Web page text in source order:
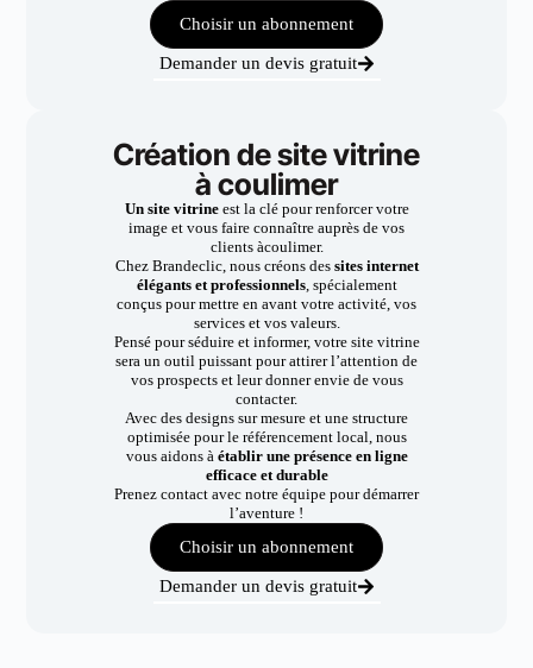
Choisir un abonnement
Demander un devis gratuit
Création de site vitrine
à coulimer
Un site vitrineest la clé pour renforcer votre
image et vous faire connaître auprès de vos
clients àcoulimer.
Chez Brandeclic, nous créons dessites internet
élégants et professionnels, spécialement
conçus pour mettre en avant votre activité, vos
services et vos valeurs.
Pensé pour séduire et informer, votre site vitrine
sera un outil puissant pour attirer l’attention de
vos prospects et leur donner envie de vous
contacter.
Avec des designs sur mesure et une structure
optimisée pour le référencement local, nous
vous aidons à établir une présence en ligne
efficace et durable
Prenez contact avec notre équipe pour démarrer
l’aventure !
Choisir un abonnement
Demander un devis gratuit